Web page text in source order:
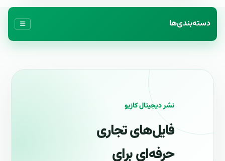
دسته‌بندی‌ها
نشر دیجیتال کازیو
فایل‌های تجاری
حرفه‌ای برای